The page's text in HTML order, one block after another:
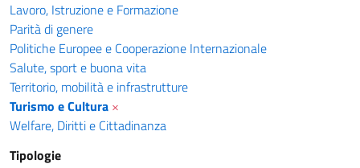
Lavoro, Istruzione e Formazione
Parità di genere
Politiche Europee e Cooperazione Internazionale
Salute, sport e buona vita
Territorio, mobilità e infrastrutture
Turismo e Cultura ×
Welfare, Diritti e Cittadinanza
Tipologie